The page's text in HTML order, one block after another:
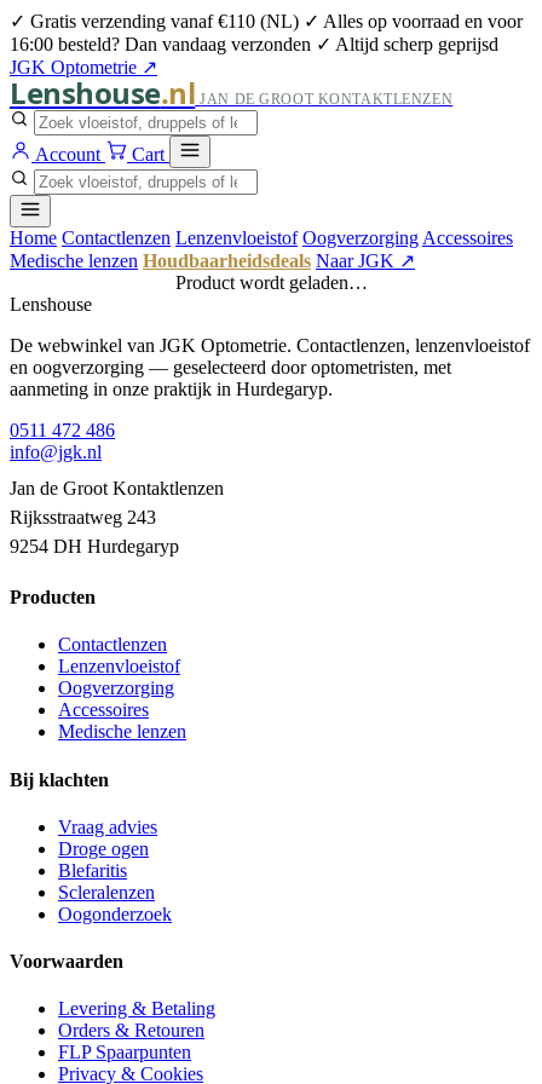
✓ Gratis verzending vanaf €110 (NL) ✓ Alles op voorraad en voor
16:00 besteld? Dan vandaag verzonden ✓ Altijd scherp geprijsd
JGK Optometrie ↗
Lenshouse.nl JAN DE GROOT KONTAKTLENZEN
Account Cart
Home Contactlenzen Lenzenvloeistof Oogverzorging Accessoires
Medische lenzen Houdbaarheidsdeals Naar JGK ↗
Product wordt geladen…
Lenshouse
De webwinkel van JGK Optometrie. Contactlenzen, lenzenvloeistof
en oogverzorging — geselecteerd door optometristen, met
aanmeting in onze praktijk in Hurdegaryp.
0511 472 486
info@jgk.nl
Jan de Groot Kontaktlenzen
Rijksstraatweg 243
9254 DH Hurdegaryp
Producten
Contactlenzen
Lenzenvloeistof
Oogverzorging
Accessoires
Medische lenzen
Bij klachten
Vraag advies
Droge ogen
Blefaritis
Scleralenzen
Oogonderzoek
Voorwaarden
Levering & Betaling
Orders & Retouren
FLP Spaarpunten
Privacy & Cookies